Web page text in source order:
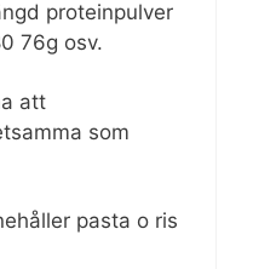
proteinpulver
76g osv.
att
som
pasta o ris